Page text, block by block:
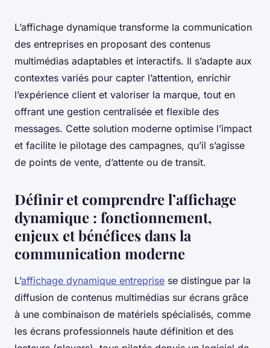
L’affichage dynamique transforme la communication
des entreprises en proposant des contenus
multimédias adaptables et interactifs. Il s’adapte aux
contextes variés pour capter l’attention, enrichir
l’expérience client et valoriser la marque, tout en
offrant une gestion centralisée et flexible des
messages. Cette solution moderne optimise l’impact
et facilite le pilotage des campagnes, qu’il s’agisse
de points de vente, d’attente ou de transit.
Définir et comprendre l’affichage
dynamique : fonctionnement,
enjeux et bénéfices dans la
communication moderne
L’affichage dynamique entreprise se distingue par la
diffusion de contenus multimédias sur écrans grâce
à une combinaison de matériels spécialisés, comme
les écrans professionnels haute définition et des